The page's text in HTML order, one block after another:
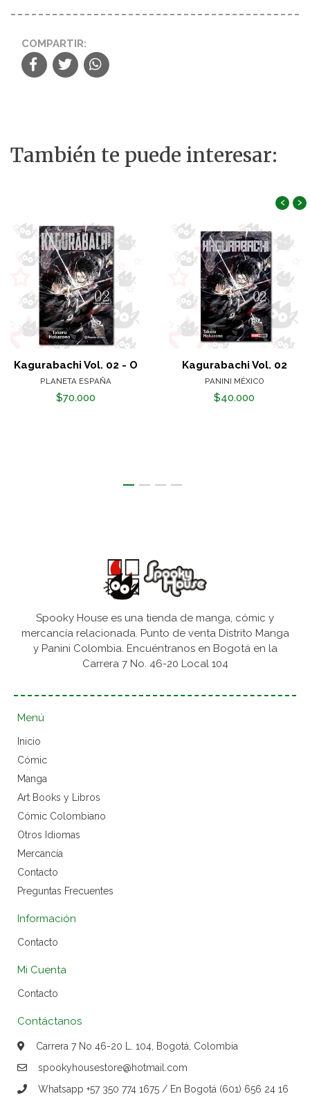
COMPARTIR:
También te puede interesar:
Kagurabachi Vol. 02 - O
PLANETA ESPAÑA
$70.000
Kagurabachi Vol. 02
PANINI MÉXICO
$40.000
‹ ›
Spooky House es una tienda de manga, cómic y
mercancía relacionada. Punto de venta Distrito Manga
y Panini Colombia. Encuéntranos en Bogotá en la
Carrera 7 No. 46-20 Local 104
Menú
Inicio
Cómic
Manga
Art Books y Libros
Cómic Colombiano
Otros Idiomas
Mercancía
Contacto
Preguntas Frecuentes
Información
Contacto
Mi Cuenta
Contacto
Contáctanos
Carrera 7 No 46-20 L. 104, Bogotá, Colombia
spookyhousestore@hotmail.com
Whatsapp +57 350 774 1675 / En Bogotá (601) 656 24 16